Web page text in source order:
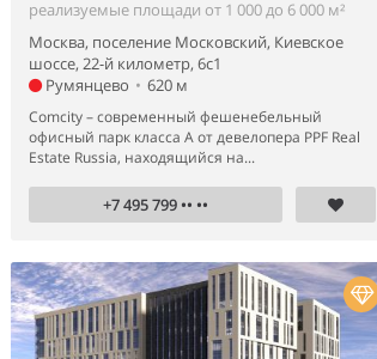
реализуемые площади от 1 000 до 6 000 м²
Москва, поселение Московский, Киевское
шоссе, 22-й километр, 6с1
Румянцево • 620 м
Comcity – современный фешенебельный
офисный парк класса А от девелопера PPF Real
Estate Russia, находящийся на...
+7 495 799 •• ••